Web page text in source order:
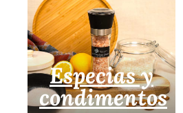
Especias y
condimentos